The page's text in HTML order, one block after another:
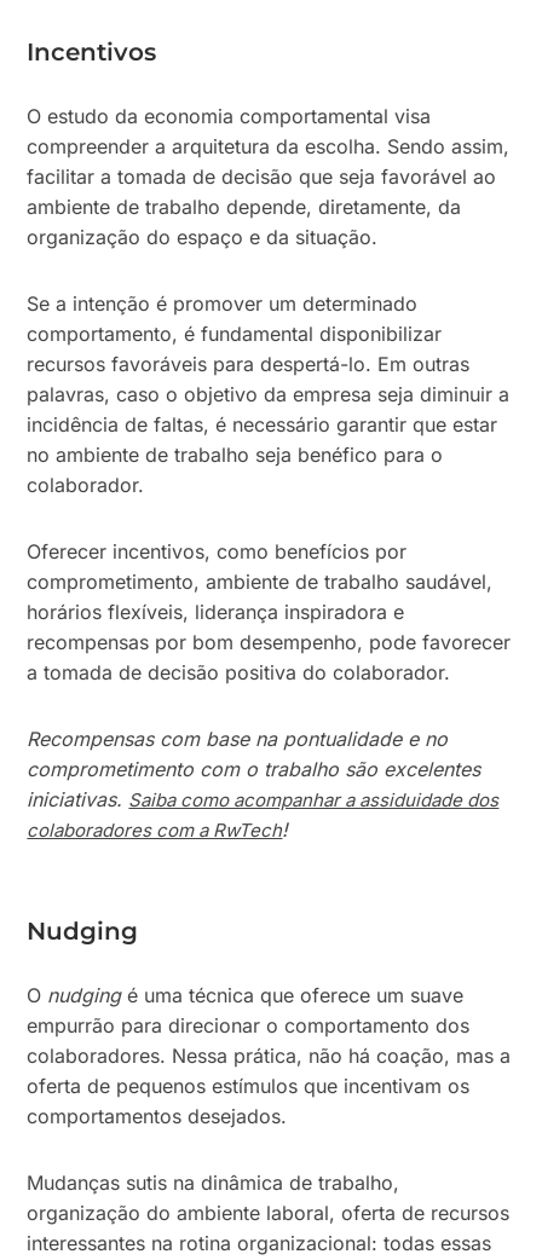
Incentivos
O estudo da economia comportamental visa
compreender a arquitetura da escolha. Sendo assim,
facilitar a tomada de decisão que seja favorável ao
ambiente de trabalho depende, diretamente, da
organização do espaço e da situação.
Se a intenção é promover um determinado
comportamento, é fundamental disponibilizar
recursos favoráveis para despertá-lo. Em outras
palavras, caso o objetivo da empresa seja diminuir a
incidência de faltas, é necessário garantir que estar
no ambiente de trabalho seja benéfico para o
colaborador.
Oferecer incentivos, como benefícios por
comprometimento, ambiente de trabalho saudável,
horários flexíveis, liderança inspiradora e
recompensas por bom desempenho, pode favorecer
a tomada de decisão positiva do colaborador.
Recompensas com base na pontualidade e no
comprometimento com o trabalho são excelentes
iniciativas. Saiba como acompanhar a assiduidade dos
colaboradores com a RwTech!
Nudging
O nudgingé uma técnica que oferece um suave
empurrão para direcionar o comportamento dos
colaboradores. Nessa prática, não há coação, mas a
oferta de pequenos estímulos que incentivam os
comportamentos desejados.
Mudanças sutis na dinâmica de trabalho,
organização do ambiente laboral, oferta de recursos
interessantes na rotina organizacional: todas essas